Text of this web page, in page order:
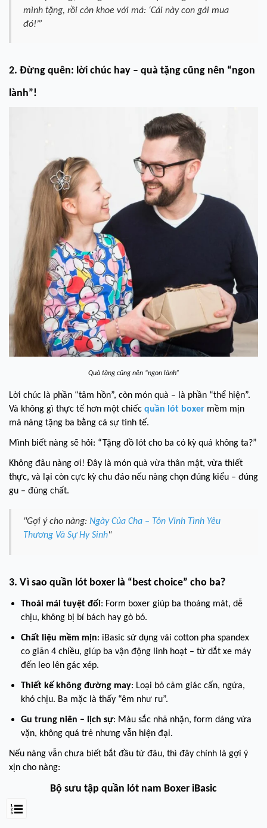
mình tặng, rồi còn khoe với má: ‘Cái này con gái mua
đó!’”
2. Đừng quên: lời chúc hay – quà tặng cũng nên “ngon
lành”!
Quà tặng cũng nên “ngon lành”
Lời chúc là phần “tâm hồn”, còn món quà – là phần “thể hiện”.
Và không gì thực tế hơn một chiếc quần lót boxer mềm mịn
mà nàng tặng ba bằng cả sự tinh tế.
Mình biết nàng sẽ hỏi: “Tặng đồ lót cho ba có kỳ quá không ta?”
Không đâu nàng ơi! Đây là món quà vừa thân mật, vừa thiết
thực, và lại còn cực kỳ chu đáo nếu nàng chọn đúng kiểu – đúng
gu – đúng chất.
"Gợi ý cho nàng: Ngày Của Cha – Tôn Vinh Tình Yêu
Thương Và Sự Hy Sinh"
3. Vì sao quần lót boxer là “best choice” cho ba?
Thoải mái tuyệt đối: Form boxer giúp ba thoáng mát, dễ
chịu, không bị bí bách hay gò bó.
Chất liệu mềm mịn: iBasic sử dụng vải cotton pha spandex
co giãn 4 chiều, giúp ba vận động linh hoạt – từ dắt xe máy
đến leo lên gác xép.
Thiết kế không đường may: Loại bỏ cảm giác cấn, ngứa,
khó chịu. Ba mặc là thấy “êm như ru”.
Gu trung niên – lịch sự: Màu sắc nhã nhặn, form dáng vừa
vặn, không quá trẻ nhưng vẫn hiện đại.
Nếu nàng vẫn chưa biết bắt đầu từ đâu, thì đây chính là gợi ý
xịn cho nàng:
Bộ sưu tập quần lót nam Boxer iBasic